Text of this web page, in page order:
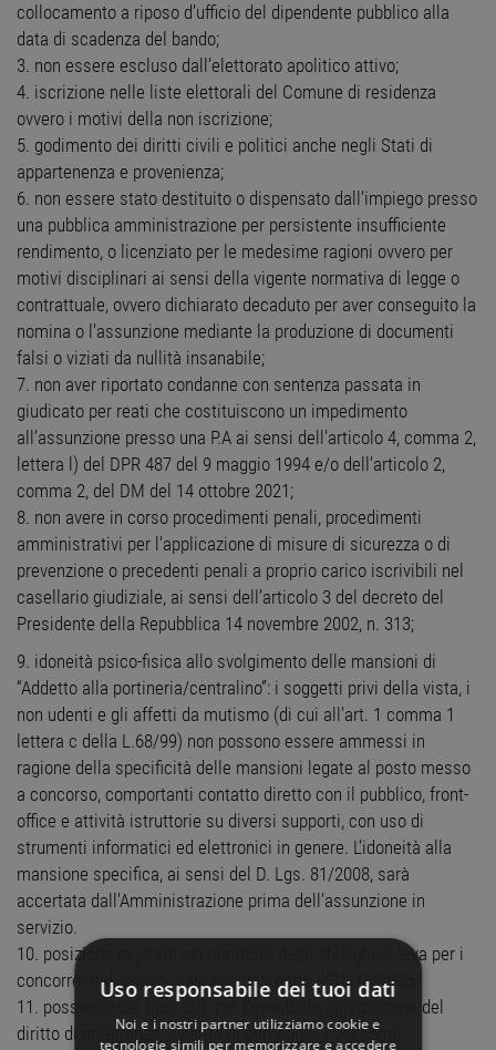
collocamento a riposo d’ufficio del dipendente pubblico alla
data di scadenza del bando;
3. non essere escluso dall’elettorato apolitico attivo;
4. iscrizione nelle liste elettorali del Comune di residenza
ovvero i motivi della non iscrizione;
5. godimento dei diritti civili e politici anche negli Stati di
appartenenza e provenienza;
6. non essere stato destituito o dispensato dall’impiego presso
una pubblica amministrazione per persistente insufficiente
rendimento, o licenziato per le medesime ragioni ovvero per
motivi disciplinari ai sensi della vigente normativa di legge o
contrattuale, ovvero dichiarato decaduto per aver conseguito la
nomina o l'assunzione mediante la produzione di documenti
falsi o viziati da nullità insanabile;
7. non aver riportato condanne con sentenza passata in
giudicato per reati che costituiscono un impedimento
all’assunzione presso una P.A ai sensi dell'articolo 4, comma 2,
lettera l) del DPR 487 del 9 maggio 1994 e/o dell’articolo 2,
comma 2, del DM del 14 ottobre 2021;
8. non avere in corso procedimenti penali, procedimenti
amministrativi per l'applicazione di misure di sicurezza o di
prevenzione o precedenti penali a proprio carico iscrivibili nel
casellario giudiziale, ai sensi dell’articolo 3 del decreto del
Presidente della Repubblica 14 novembre 2002, n. 313;
9. idoneità psico-fisica allo svolgimento delle mansioni di
“Addetto alla portineria/centralino”: i soggetti privi della vista, i
non udenti e gli affetti da mutismo (di cui all’art. 1 comma 1
lettera c della L.68/99) non possono essere ammessi in
ragione della specificità delle mansioni legate al posto messo
a concorso, comportanti contatto diretto con il pubblico, front-
office e attività istruttorie su diversi supporti, con uso di
strumenti informatici ed elettronici in genere. L’idoneità alla
mansione specifica, ai sensi del D. Lgs. 81/2008, sarà
accertata dall’Amministrazione prima dell’assunzione in
servizio.
10. posizione regolare nei confronti degli obblighi di leva per i
concorrenti di sesso maschile nati entro il 31/12/1985;
11. possesso dei titoli utili per l’eventuale applicazione del
diritto di preferenza, a parità di punteggio, così come
Uso responsabile dei tuoi dati
Noi e i nostri partner utilizziamo cookie e
tecnologie simili per memorizzare e accedere